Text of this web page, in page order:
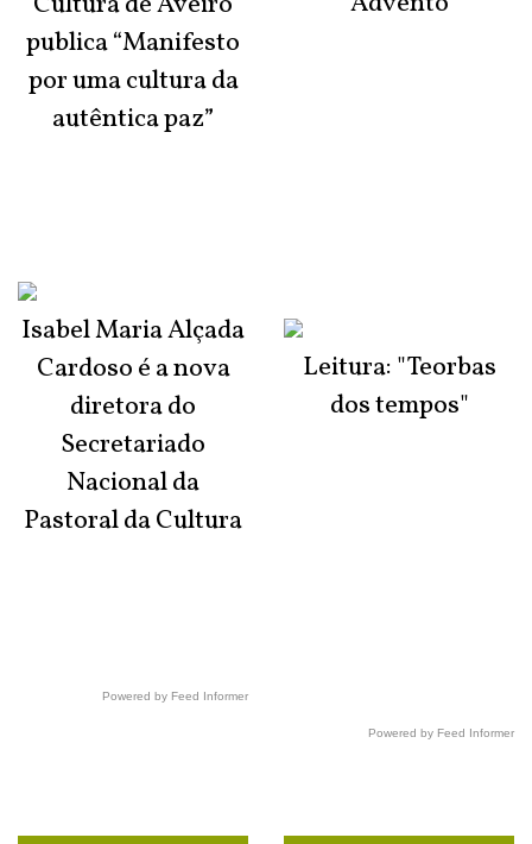
publica “Manifesto
por uma cultura da
autêntica paz”
Isabel Maria Alçada
Cardoso é a nova
diretora do
Secretariado
Nacional da
Pastoral da Cultura
Powered by Feed Informer
Leitura: "Teorbas
dos tempos"
Powered by Feed Informer